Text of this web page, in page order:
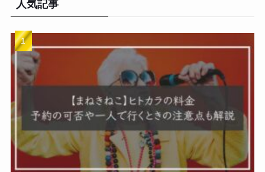
人気記事